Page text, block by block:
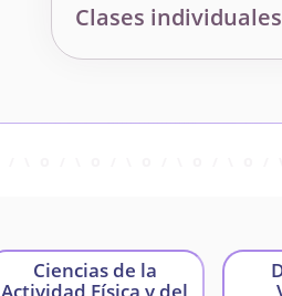
Clases individuales
Ciencias de la
Actividad Física y del